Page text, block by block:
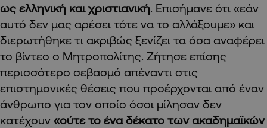
ως ελληνική και χριστιανική. Επισήμανε ότι «εάν
αυτό δεν μας αρέσει τότε να το αλλάξουμε» και
διερωτήθηκε τι ακριβώς ξενίζει τα όσα αναφέρει
το βίντεο ο Μητροπολίτης. Ζήτησε επίσης
περισσότερο σεβασμό απέναντι στις
επιστημονικές θέσεις που προέρχονται από έναν
άνθρωπο για τον οποίο όσοι μίλησαν δεν
κατέχουν «ούτε το ένα δέκατο των ακαδημαϊκών